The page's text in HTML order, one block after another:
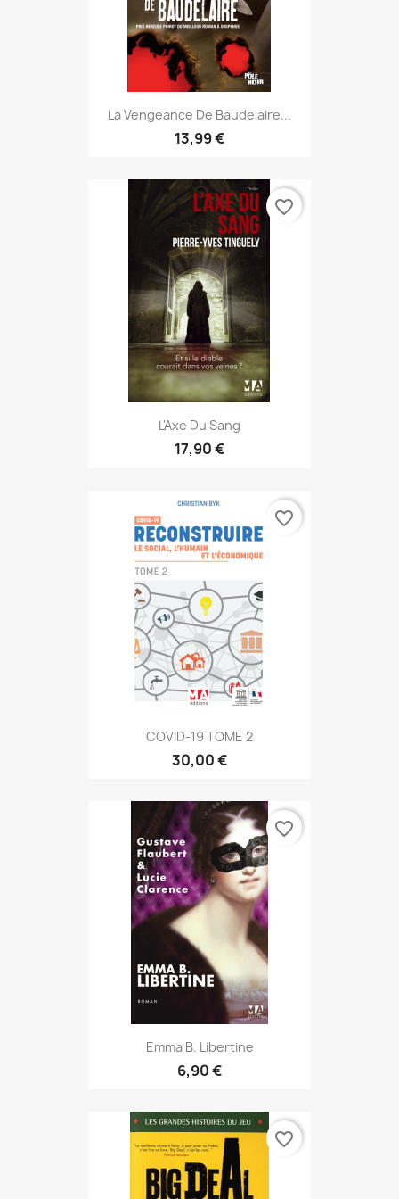
La Vengeance De Baudelaire...
13,99 €
L'Axe Du Sang
17,90 €
favorite_border
COVID-19 TOME 2
30,00 €
favorite_border
Emma B. Libertine
6,90 €
favorite_border
favorite_border